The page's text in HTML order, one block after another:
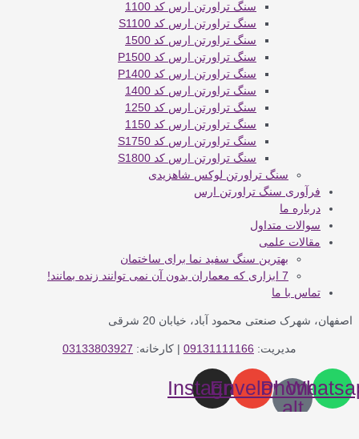
سنگ تراورتن ارس کد 1100
سنگ تراورتن ارس کد S1100
سنگ تراورتن ارس کد 1500
سنگ تراورتن ارس کد P1500
سنگ تراورتن ارس کد P1400
سنگ تراورتن ارس کد 1400
سنگ تراورتن ارس کد 1250
سنگ تراورتن ارس کد 1150
سنگ تراورتن ارس کد S1750
سنگ تراورتن ارس کد S1800
سنگ تراورتن لوکس شاهزیدی
فرآوری سنگ تراورتن ارس
درباره ما
سوالات متداول
مقالات علمی
بهترین سنگ سفید نما برای ساختمان
7 ابزاری که معماران بدون آن نمی توانند زنده بمانند!
تماس با ما
اصفهان، شهرک صنعتی محمود آباد، خیابان 20 شرقی
مدیریت: 09131111166 | کارخانه: 03133803927
Phone-
alt
Envelope
Instagram